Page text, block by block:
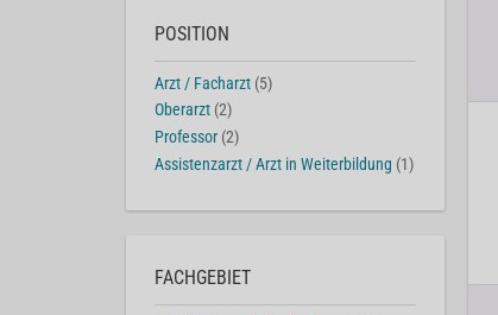
POSITION
Arzt / Facharzt (5)
Oberarzt (2)
Professor (2)
Assistenzarzt / Arzt in Weiterbildung (1)
FACHGEBIET